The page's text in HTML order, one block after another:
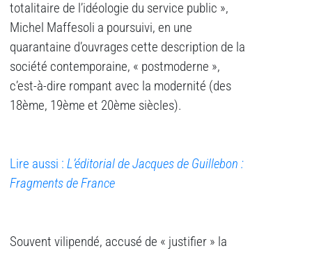
totalitaire de l’idéologie du service public »,
Michel Maffesoli a poursuivi, en une
quarantaine d’ouvrages cette description de la
société contemporaine, « postmoderne »,
c’est-à-dire rompant avec la modernité (des
18ème, 19ème et 20ème siècles).
Lire aussi : L’éditorial de Jacques de Guillebon :
Fragments de France
Souvent vilipendé, accusé de « justifier » la